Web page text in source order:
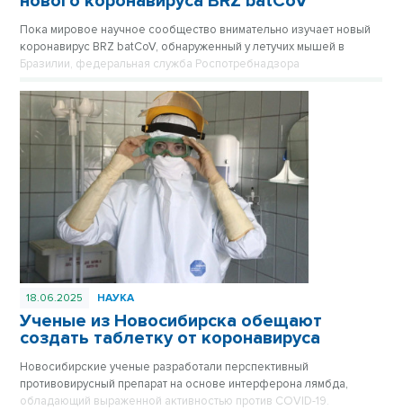
Пока мировое научное сообщество внимательно изучает новый
коронавирус BRZ batCoV, обнаруженный у летучих мышей в
Бразилии, федеральная служба Роспотребнадзора
оперативном контроле.
18.06.2025 НАУКА
Ученые из Новосибирска обещают
создать таблетку от коронавируса
Новосибирские ученые разработали перспективный
противовирусный препарат на основе интерферона лямбда,
обладающий выраженной активностью против COVID-19.